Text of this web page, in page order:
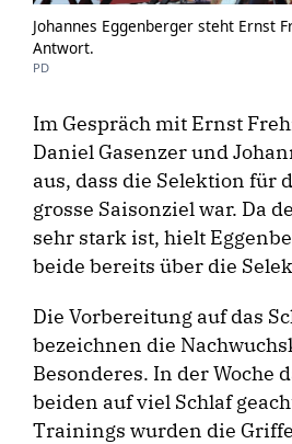
Johannes Eggenberger steht Ernst
Antwort.
PD
Im Gespräch mit Ernst
Daniel Gasenzer und
aus, dass die Selektion für
grosse Saisonziel war. Da
sehr stark ist, hielt
beide bereits über die
Die Vorbereitung auf das
bezeichnen die
Besonderes. In der Woche
beiden auf viel Schlaf
Trainings wurden die